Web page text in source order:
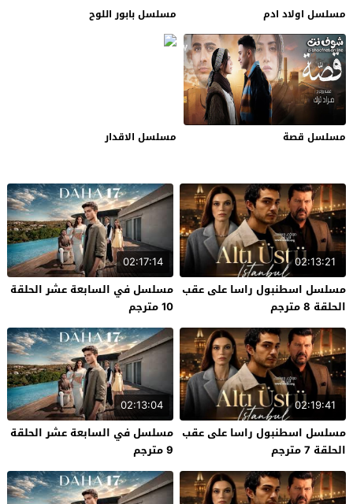
مسلسل اولاد ادم مسلسل بابور اللوح
مسلسل قصة مسلسل الاقدار
02:13:21
مسلسل اسطنبول راسا على عقب
الحلقة 8 مترجم
02:17:14
مسلسل في السابعة عشر الحلقة
10 مترجم
02:19:41
مسلسل اسطنبول راسا على عقب
الحلقة 7 مترجم
02:13:04
مسلسل في السابعة عشر الحلقة
9 مترجم